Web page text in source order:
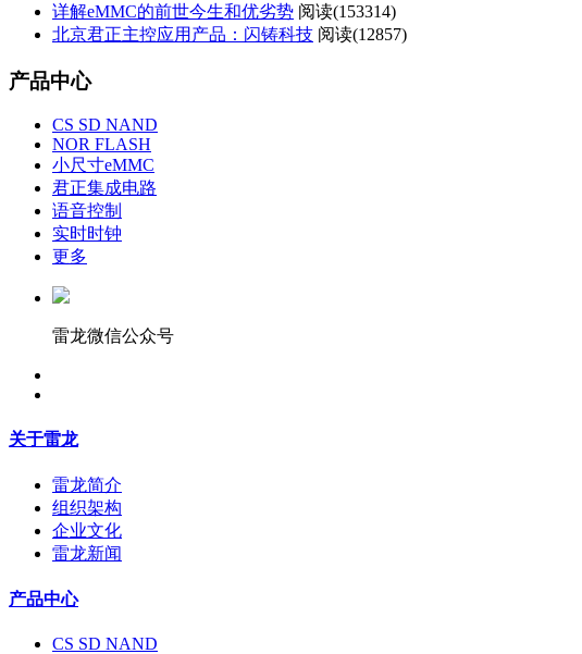
详解eMMC的前世今生和优劣势 阅读(153314)
北京君正主控应用产品：闪铸科技 阅读(12857)
产品中心
CS SD NAND
NOR FLASH
小尺寸eMMC
君正集成电路
语音控制
实时时钟
更多
雷龙微信公众号
关于雷龙
雷龙简介
组织架构
企业文化
雷龙新闻
产品中心
CS SD NAND